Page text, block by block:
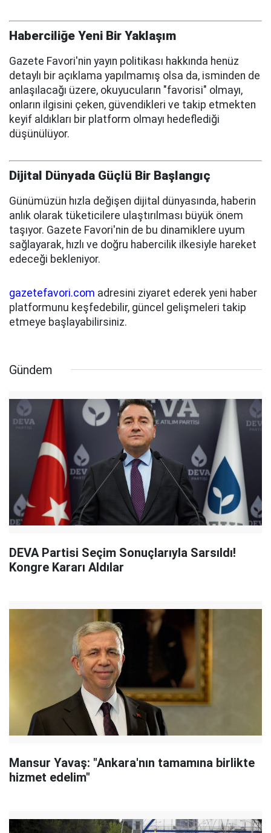
Haberciliğe Yeni Bir Yaklaşım
Gazete Favori'nin yayın politikası hakkında henüz
detaylı bir açıklama yapılmamış olsa da, isminden de
anlaşılacağı üzere, okuyucuların "favorisi" olmayı,
onların ilgisini çeken, güvendikleri ve takip etmekten
keyif aldıkları bir platform olmayı hedeflediği
düşünülüyor.
Dijital Dünyada Güçlü Bir Başlangıç
Günümüzün hızla değişen dijital dünyasında, haberin
anlık olarak tüketicilere ulaştırılması büyük önem
taşıyor. Gazete Favori'nin de bu dinamiklere uyum
sağlayarak, hızlı ve doğru habercilik ilkesiyle hareket
edeceği bekleniyor.
gazetefavori.com adresini ziyaret ederek yeni haber
platformunu keşfedebilir, güncel gelişmeleri takip
etmeye başlayabilirsiniz.
Gündem
DEVA Partisi Seçim Sonuçlarıyla Sarsıldı!
Kongre Kararı Aldılar
Mansur Yavaş: "Ankara'nın tamamına birlikte
hizmet edelim"